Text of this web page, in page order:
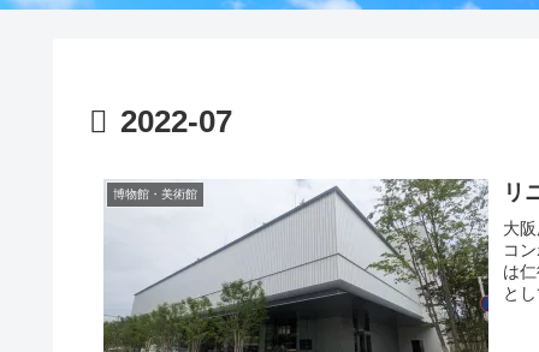
2022-07
博物館・美術館 リ
大
コ
は
と